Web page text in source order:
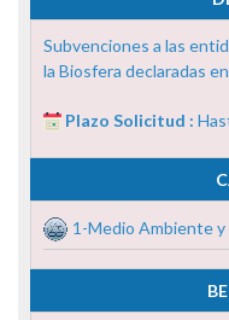
Subvenciones a las
la Biosfera declaradas
Plazo Solicitud :
1-Medio Ambiente y